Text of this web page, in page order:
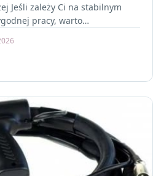
Jeśli zależy Ci na stabilnym
pracy, warto…